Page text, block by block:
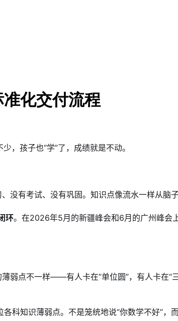
化交付流程
，孩子也“学”了，成绩就是不动。
有考试、没有巩固。知识点像流水一样从脑
环。在2026年5月的新疆峰会和6月的广州峰会
弱点不一样——有人卡在“单位圆”，有人卡在“
科知识薄弱点。不是笼统地说“你数学不好”，